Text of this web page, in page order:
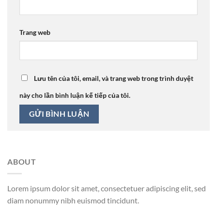
Trang web
Lưu tên của tôi, email, và trang web trong trình duyệt
này cho lần bình luận kế tiếp của tôi.
ABOUT
Lorem ipsum dolor sit amet, consectetuer adipiscing elit, sed
diam nonummy nibh euismod tincidunt.